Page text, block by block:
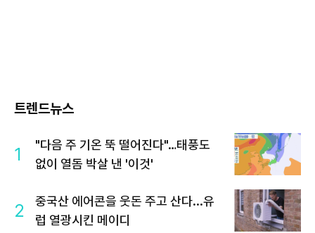
트렌드뉴스
1
"다음 주 기온 뚝 떨어진다"…태풍도
없이 열돔 박살 낸 '이것'
2
중국산 에어콘을 웃돈 주고 산다...유
럽 열광시킨 메이디